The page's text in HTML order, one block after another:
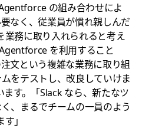
の組み合わせによ
なく、従業員が慣れ親しんだ
業務に取り入れられると考え
を利用すること
文という複雑な業務に取り組
をテストし、改良していけま
す。「Slack なら、新たなツ
、まるでチームの一員のよう
」